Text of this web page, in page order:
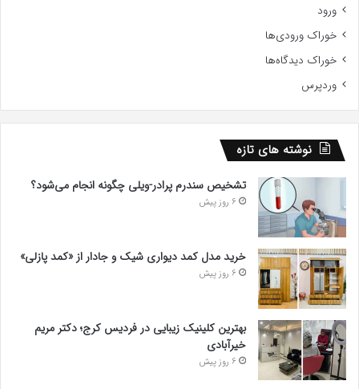
ورود
خوراک ورودی‌ها
خوراک دیدگاه‌ها
وردپرس
نوشته های تازه
تشخیص سندرم پرادر-ویلی چگونه انجام می‌شود؟
6 روز پیش
خرید مدل کمد دیواری شیک و جادار از «کمد پازلی»
6 روز پیش
بهترین کلینیک زیبایی در فردیس کرج؛ دکتر مریم
خیرآبادی
6 روز پیش